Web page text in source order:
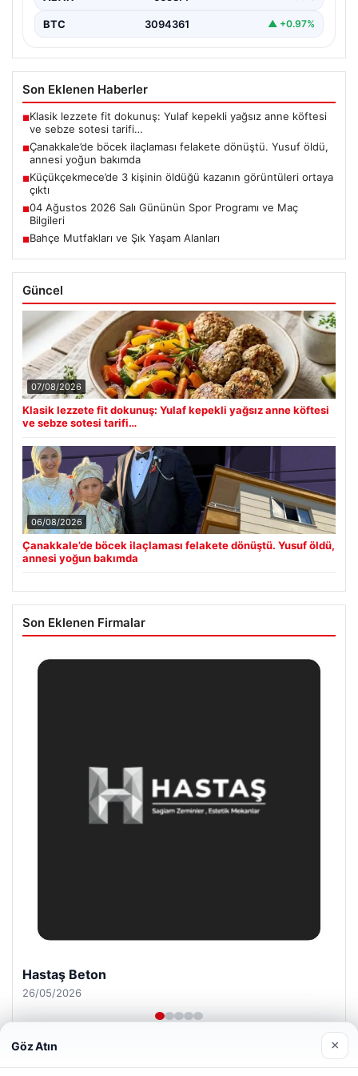
BTC 3094361 ▲ +0.97%
Son Eklenen Haberler
■Klasik lezzete fit dokunuş: Yulaf kepekli yağsız anne köftesi
ve sebze sotesi tarifi…
■Çanakkale’de böcek ilaçlaması felakete dönüştü. Yusuf öldü,
annesi yoğun bakımda
■Küçükçekmece’de 3 kişinin öldüğü kazanın görüntüleri ortaya
çıktı
■04 Ağustos 2026 Salı Gününün Spor Programı ve Maç
Bilgileri
■Bahçe Mutfakları ve Şık Yaşam Alanları
Güncel
07/08/2026
Klasik lezzete fit dokunuş: Yulaf kepekli yağsız anne köftesi
ve sebze sotesi tarifi…
06/08/2026
Çanakkale’de böcek ilaçlaması felakete dönüştü. Yusuf öldü,
annesi yoğun bakımda
Son Eklenen Firmalar
Prenses Night Club
29/04/2026
Göz Atın ×